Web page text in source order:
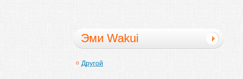
Эми Wakui
Другой